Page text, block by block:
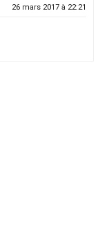
26 mars 2017 à 22:21